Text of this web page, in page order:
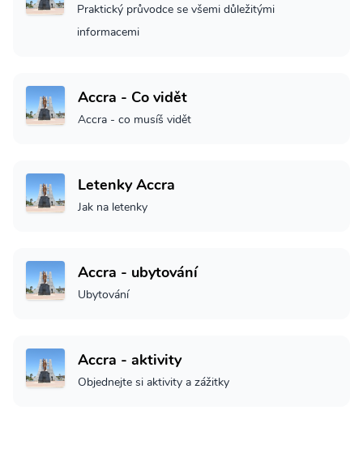
Praktický průvodce se všemi důležitými
informacemi
Accra - Co vidět
Accra - co musíš vidět
Letenky Accra
Jak na letenky
Accra - ubytování
Ubytování
Accra - aktivity
Objednejte si aktivity a zážitky